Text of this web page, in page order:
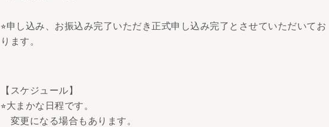
⭐︎申し込み、お振込み完了いただき正式申し込み完了とさせていただいてお
ります。
【スケジュール】
⭐︎大まかな日程です。
変更になる場合もあります。